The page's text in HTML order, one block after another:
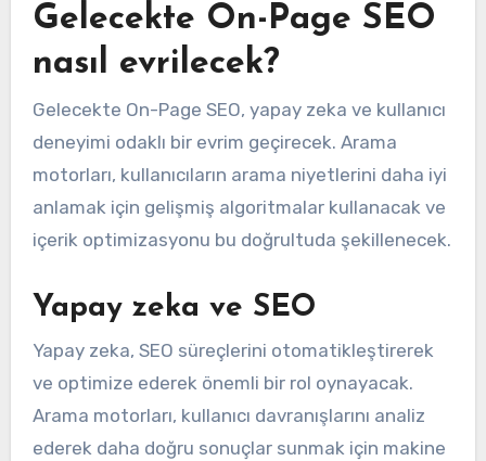
Gelecekte On-Page SEO
nasıl evrilecek?
Gelecekte On-Page SEO, yapay zeka ve kullanıcı
deneyimi odaklı bir evrim geçirecek. Arama
motorları, kullanıcıların arama niyetlerini daha iyi
anlamak için gelişmiş algoritmalar kullanacak ve
içerik optimizasyonu bu doğrultuda şekillenecek.
Yapay zeka ve SEO
Yapay zeka, SEO süreçlerini otomatikleştirerek
ve optimize ederek önemli bir rol oynayacak.
Arama motorları, kullanıcı davranışlarını analiz
ederek daha doğru sonuçlar sunmak için makine